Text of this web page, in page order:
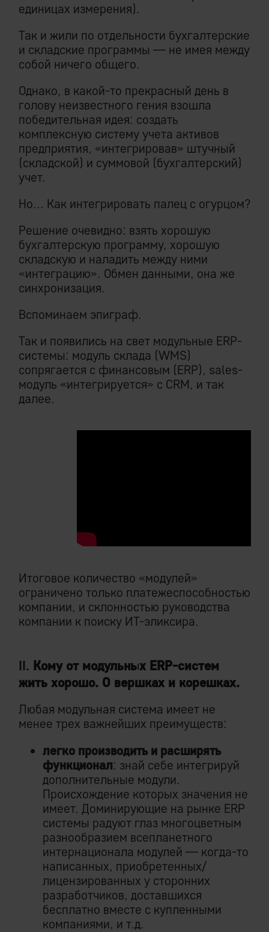
единицах измерения).
Так и жили по отдельности бухгалтерские
и складские программы — не имея между
собой ничего общего.
Однако, в какой-то прекрасный день в
голову неизвестного гения взошла
победительная идея: создать
комплексную систему учета активов
предприятия, «интегрировав» штучный
(складской) и суммовой (бухгалтерский)
учет.
Но... Как интегрировать палец с огурцом?
Решение очевидно: взять хорошую
бухгалтерскую программу, хорошую
складскую и наладить между ними
«интеграцию». Обмен данными, она же
синхронизация.
Вспоминаем эпиграф.
Так и появились на свет модульные ERP-
системы: модуль склада (WMS)
сопрягается с финансовым (ERP), sales-
модуль «интегрируется» с CRM, и так
далее.
Итоговое количество «модулей»
ограничено только платежеспособностью
компании, и склонностью руководства
компании к поиску ИТ-эликсира.
II. Кому от модульных ERP-систем
жить хорошо. О вершках и корешках.
Любая модульная система имеет не
менее трех важнейших преимуществ:
легко производить и расширять
функционал: знай себе интегрируй
дополнительные модули.
Происхождение которых значения не
имеет. Доминирующие на рынке ERP
системы радуют глаз многоцветным
разнообразием всепланетного
интернационала модулей — когда-то
написанных, приобретенных/
лицензированных у сторонних
разработчиков, доставшихся
бесплатно вместе с купленными
компаниями, и т.д.